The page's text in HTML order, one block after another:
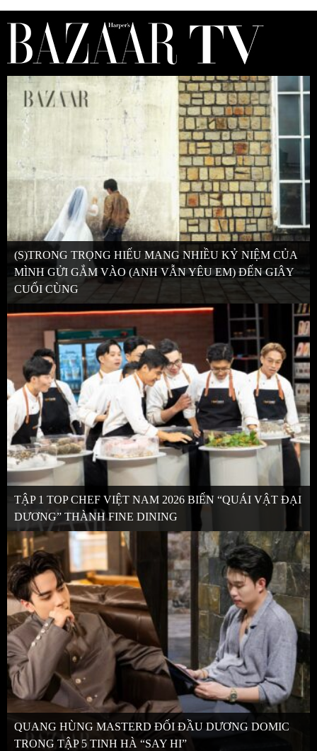
(S)TRONG TRỌNG HIẾU MANG NHIỀU KỶ NIỆM CỦA
MÌNH GỬI GẮM VÀO (ANH VẪN YÊU EM) ĐẾN GIÂY
CUỐI CÙNG
TẬP 1 TOP CHEF VIỆT NAM 2026 BIẾN “QUÁI VẬT ĐẠI
DƯƠNG” THÀNH FINE DINING
QUANG HÙNG MASTERD ĐỐI ĐẦU DƯƠNG DOMIC
TRONG TẬP 5 TINH HÀ “SAY HI”